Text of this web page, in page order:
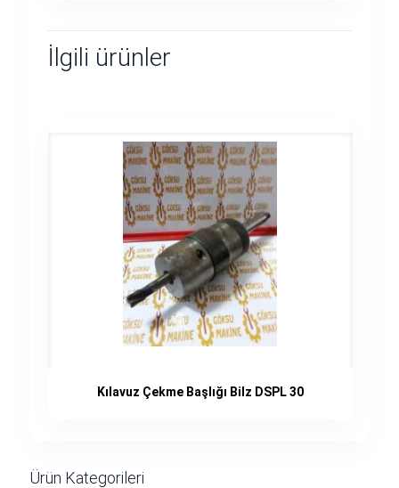
İlgili ürünler
Kılavuz Çekme Başlığı Bilz DSPL 30
Ürün Kategorileri